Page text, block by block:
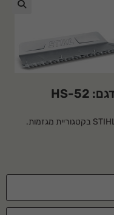
מגזמת מוטורית STIHL הוא מוצר מקצועי של STIHL בקטגוריית מגזמות.